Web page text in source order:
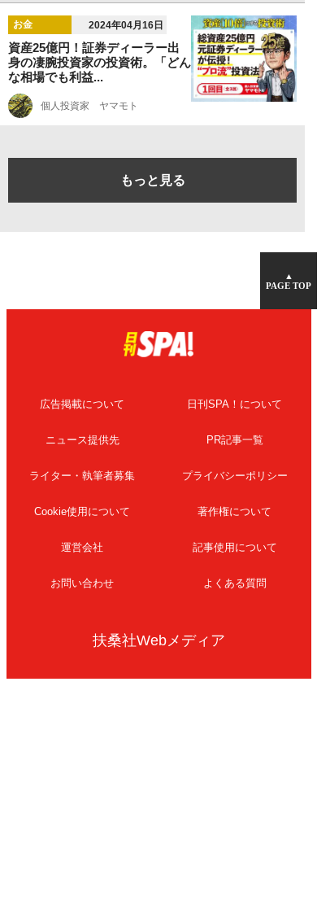
お金 2024年04月16日
資産25億円！証券ディーラー出
身の凄腕投資家の投資術。「どん
な相場でも利益...
個人投資家 ヤマモト
もっと見る
▲
PAGE TOP
広告掲載について 日刊SPA！について
ニュース提供先 PR記事一覧
ライター・執筆者募集 プライバシーポリシー
Cookie使用について 著作権について
運営会社 記事使用について
お問い合わせ よくある質問
扶桑社Webメディア